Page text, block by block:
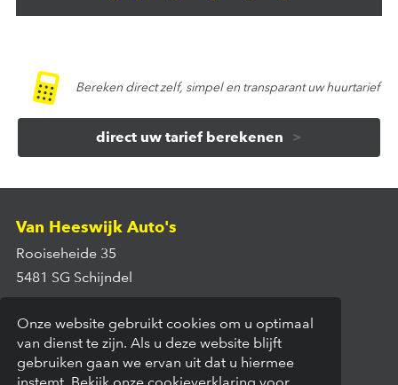
Onze website gebruikt cookies om u optimaal
van dienst te zijn. Als u deze website blijft
gebruiken gaan we ervan uit dat u hiermee
Bereken direct zelf, simpel en transparant uw huurtarief
direct uw tarief berekenen
Van Heeswijk Auto's
Rooiseheide 35
5481 SG Schijndel
073-5430335
verhuur@vanheeswijkautos.nl
Volg ons op Facebook